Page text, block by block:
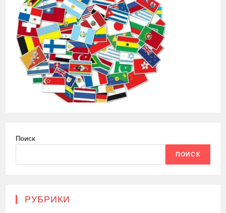
Поиск
ПОИСК
РУБРИКИ